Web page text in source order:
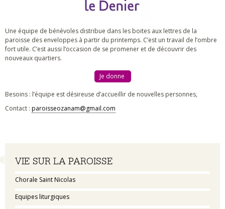
Navigation
VIE SUR LA PAROISSE
Chorale Saint Nicolas
Equipes liturgiques
Une équipe de bénévoles distribue dans les boites aux lettres de la
paroisse des enveloppes à partir du printemps. C’est un travail de l’ombre
fort utile. C’est aussi l’occasion de se promener et de découvrir des
nouveaux quartiers.
Je donne
Besoins : l’équipe est désireuse d’accueillir de nouvelles personnes,
Contact : paroisseozanam@gmail.com